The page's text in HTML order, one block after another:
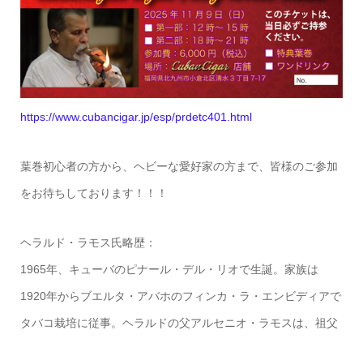
https://www.cubancigar.jp/esp/prdetc401.html
葉巻初心者の方から、ヘビーな愛好家の方まで、皆様のご参加
をお待ちしております！！！
ヘラルド・ラモス氏略歴：
1965年、キューバのピナール・デル・リオで生誕。家族は
1920年からブエルタ・アバホのフィンカ・ラ・エンビディアで
タバコ栽培に従事。ヘラルドの父アルセニオ・ラモスは、祖父